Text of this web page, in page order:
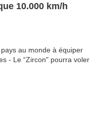
10.000 km/h